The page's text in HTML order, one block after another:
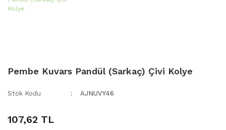
Pembe Kuvars Pandül (Sarkaç) Çivi Kolye
Stok Kodu AJNUVY46
107,62 TL